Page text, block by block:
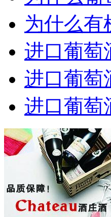
为什么有
进口葡萄
进口葡萄
进口葡萄